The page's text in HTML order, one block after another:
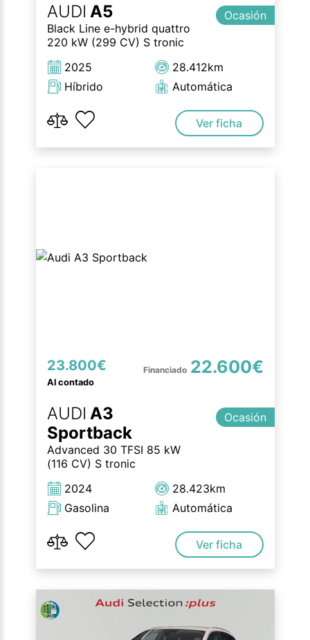
AUDI A5
Black Line e-hybrid quattro
220 kW (299 CV) S tronic
Ocasión
2025
Híbrido
28.412km
Automática
Ver ficha
23.800€
Al contado
22.600€
AUDI A3
Sportback
Advanced 30 TFSI 85 kW
(116 CV) S tronic
Ocasión
2024
Gasolina
28.423km
Automática
Ver ficha